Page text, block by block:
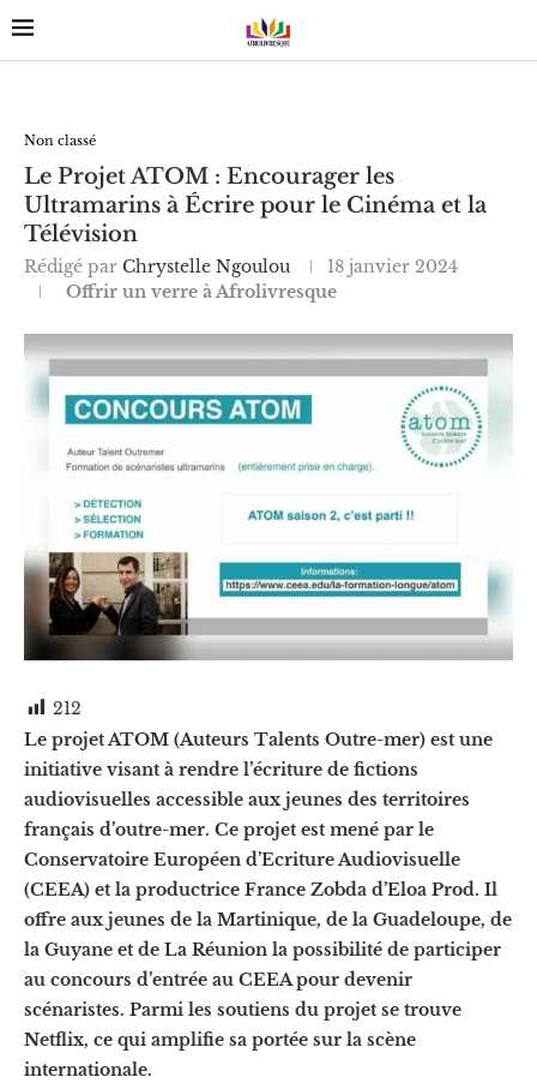
Non classé
Le Projet ATOM : Encourager les
Ultramarins à Écrire pour le Cinéma et la
Télévision
Rédigé par Chrystelle Ngoulou
18 janvier 2024
Offrir un verre à Afrolivresque
212
Le projet ATOM (Auteurs Talents Outre-mer) est une
initiative visant à rendre l’écriture de fictions
audiovisuelles accessible aux jeunes des territoires
français d’outre-mer. Ce projet est mené par le
Conservatoire Européen d’Ecriture Audiovisuelle
(CEEA) et la productrice France Zobda d’Eloa Prod. Il
offre aux jeunes de la Martinique, de la Guadeloupe, de
la Guyane et de La Réunion la possibilité de participer
au concours d’entrée au CEEA pour devenir
scénaristes. Parmi les soutiens du projet se trouve
Netflix, ce qui amplifie sa portée sur la scène
internationale.